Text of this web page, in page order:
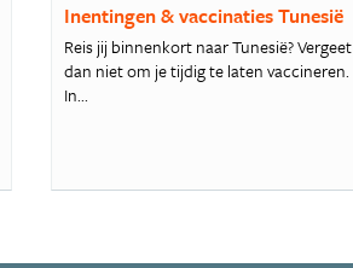
Inentingen & vaccinaties Tunesië
Reis jij binnenkort naar Tunesië? Vergeet
dan niet om je tijdig te laten vaccineren.
In...